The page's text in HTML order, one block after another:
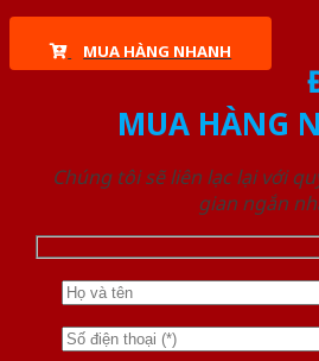
MUA HÀNG NHANH
MUA HÀNG
Chúng tôi sẽ liên lạc lại với
gian ngắn